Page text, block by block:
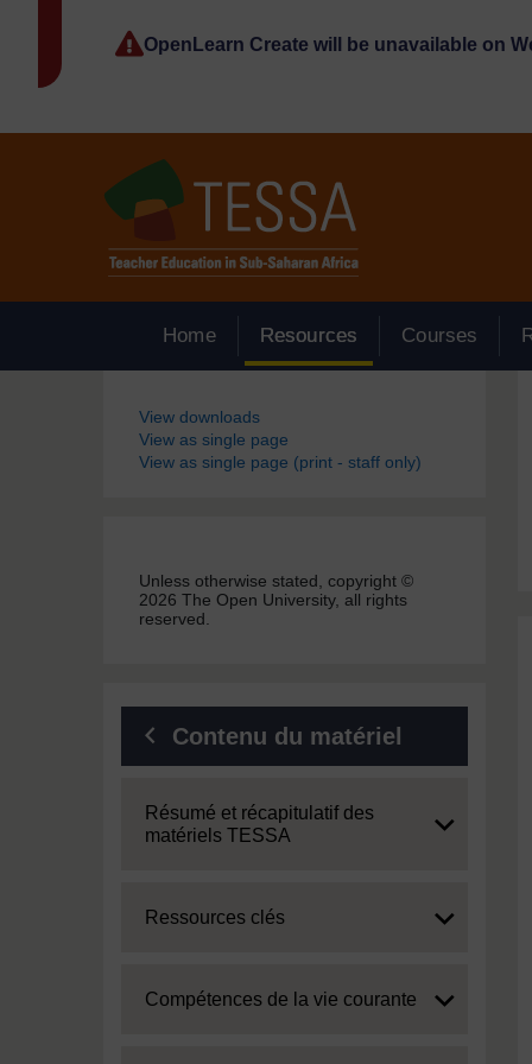
OpenLearn Create will be unavailable on
Home Resources Courses
Blocs
View downloads
View as single page
View as single page (print - staff only)
Unless otherwise stated, copyright ©
2026 The Open University, all rights
reserved.
Contenu du matériel
Expand
Résumé et récapitulatif des
matériels TESSA
Expand
Ressources clés
Expand
Compétences de la vie courante